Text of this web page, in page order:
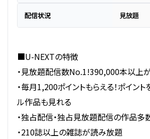
配信状況 見放題
■U-NEXTの特徴
・見放題配信数No.1!390,000本以上
・毎月1,200ポイントもらえる！ポイン
ル作品も見れる
・独占配信・独占見放題配信の作品多
・210誌以上の雑誌が読み放題